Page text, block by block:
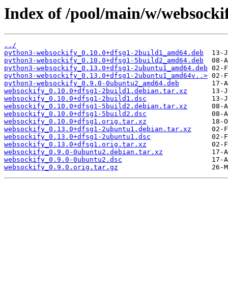
Index of /pool/main/w/
../
python3-websockify_0.10.0+dfsg1-2build1_amd64.deb
python3-websockify_0.10.0+dfsg1-5build2_amd64.deb
python3-websockify_0.13.0+dfsg1-2ubuntu1_amd64.deb
python3-websockify_0.13.0+dfsg1-2ubuntu1_amd64v..>
python3-websockify_0.9.0-0ubuntu2_amd64.deb
websockify_0.10.0+dfsg1-2build1.debian.tar.xz
websockify_0.10.0+dfsg1-2build1.dsc
websockify_0.10.0+dfsg1-5build2.debian.tar.xz
websockify_0.10.0+dfsg1-5build2.dsc
websockify_0.10.0+dfsg1.orig.tar.xz
websockify_0.13.0+dfsg1-2ubuntu1.debian.tar.xz
websockify_0.13.0+dfsg1-2ubuntu1.dsc
websockify_0.13.0+dfsg1.orig.tar.xz
websockify_0.9.0-0ubuntu2.debian.tar.xz
websockify_0.9.0-0ubuntu2.dsc
websockify_0.9.0.orig.tar.gz